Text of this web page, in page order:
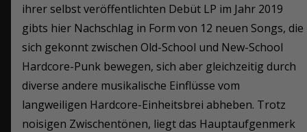
ihrer selbst veröffentlichten Debüt LP im Jahr 2019
gibts hier Nachschlag in Form von 12 neuen Songs, die
sich gekonnt zwischen Old-School und New-School
Hardcore-Punk bewegen, sich aber gleichzeitig durch
diverse andere musikalische Einflüsse vom
langweiligen Hardcore-Einheitsbrei abheben. Trotz
noisigen Zwischentönen, liegt das Hauptaufgenmerk